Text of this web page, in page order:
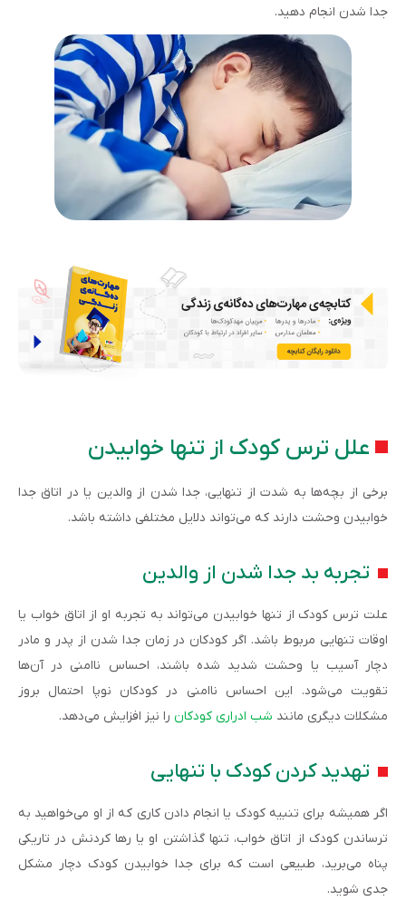
جدا شدن انجام دهید.
علل ترس کودک از تنها خوابیدن
برخی از بچه‌ها به شدت از تنهایی، جدا شدن از والدین یا در اتاق جدا
خوابیدن وحشت دارند که می‌تواند دلایل مختلفی داشته باشد.
تجربه بد جدا شدن از والدین
علت ترس کودک از تنها خوابیدن می‌تواند به تجربه او از اتاق خواب یا
اوقات تنهایی مربوط باشد. اگر کودکان در زمان جدا شدن از پدر و مادر
دچار آسیب یا وحشت شدید شده باشند، احساس ناامنی در آن‌ها
تقویت می‌شود. این احساس ناامنی در کودکان نوپا احتمال بروز
مشکلات دیگری مانند شب ادراری کودکان را نیز افزایش می‌دهد.
تهدید کردن کودک با تنهایی
اگر همیشه برای تنبیه کودک یا انجام دادن کاری که از او می‌خواهید به
ترساندن کودک از اتاق خواب، تنها گذاشتن او یا رها کردنش در تاریکی
پناه می‌برید، طبیعی است که برای جدا خوابیدن کودک دچار مشکل
جدی شوید.